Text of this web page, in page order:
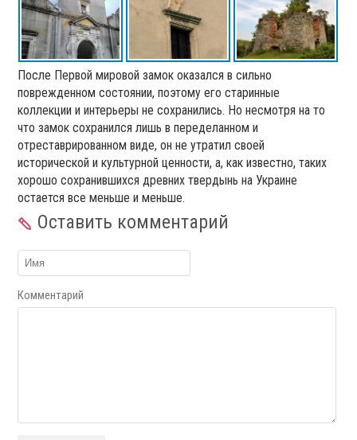
После Первой мировой замок оказался в сильно
поврежденном состоянии, поэтому его старинные
коллекции и интерьеры не сохранились. Но несмотря на то
что замок сохранился лишь в переделанном и
отреставрированном виде, он не утратил своей
исторической и культурной ценности, а, как известно, таких
хорошо сохранившихся древних твердынь на Украине
остается все меньше и меньше.
Оставить комментарий
Комментарий